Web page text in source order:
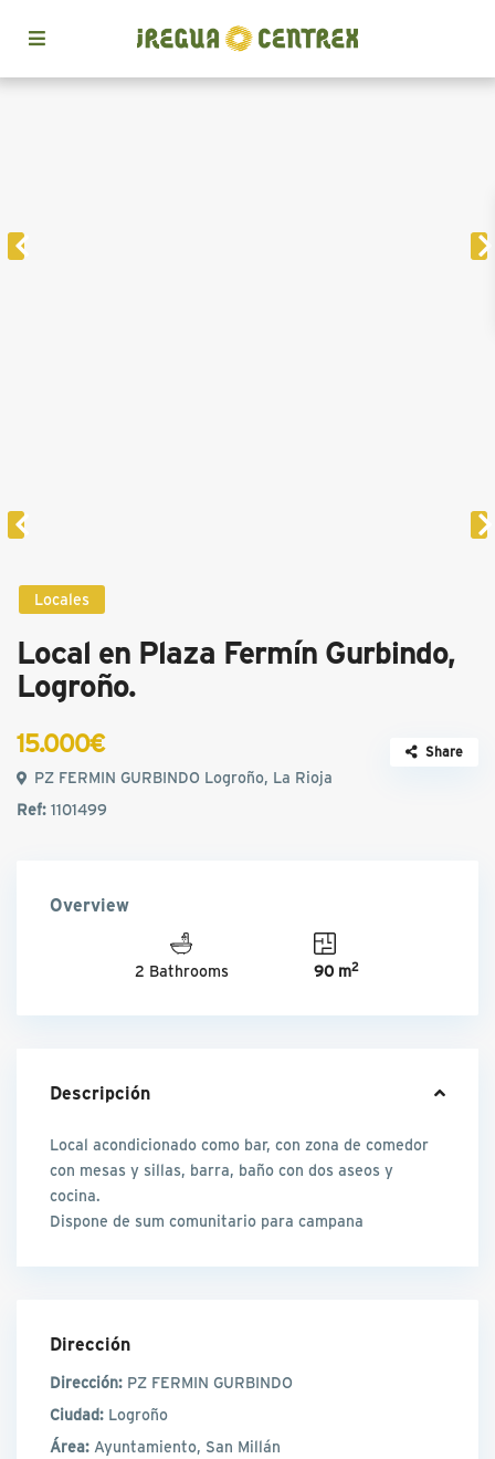
Locales
Local en Plaza Fermín Gurbindo,
Logroño.
15.000€
PZ FERMIN GURBINDO Logroño, La Rioja
Ref:1101499
Share
Overview
2 Bathrooms 90 m2
Descripción
Local acondicionado como bar, con zona de comedor
con mesas y sillas, barra, baño con dos aseos y
cocina.
Dispone de sum comunitario para campana
Dirección
Dirección: PZ FERMIN GURBINDO
Ciudad: Logroño
Área: Ayuntamiento, San Millán